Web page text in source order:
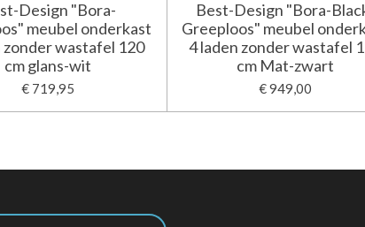
Design "Bora-
meubel onderkast
zonder wastafel 120
cm glans-wit
€ 719,95
Best-Design "Bora-
Greeploos" meubel
4 laden zonder wastafel
cm Mat-zwart
€ 949,00